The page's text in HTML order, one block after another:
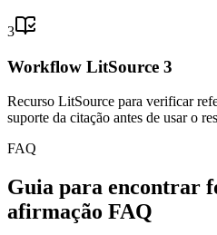
3
Workflow LitSource 3
Recurso LitSource para verificar
suporte da citação antes de usar o
FAQ
Guia para encontrar
afirmação FAQ